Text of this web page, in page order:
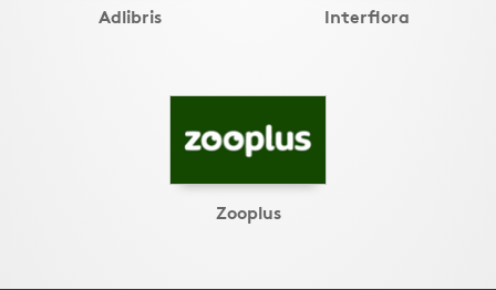
Adlibris Interflora
Zooplus